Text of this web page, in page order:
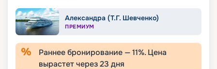
Александра (Т.Г. Шевченко)
ПРЕМИУМ
Раннее бронирование —11%. Цена
вырастет через23 дня